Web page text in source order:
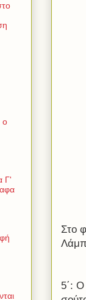
Στο
5΄: Ο
ο
Γ'